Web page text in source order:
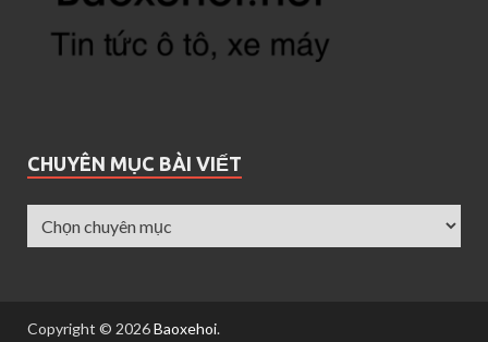
CHUYÊN MỤC BÀI VIẾT
Copyright © 2026Baoxehoi.